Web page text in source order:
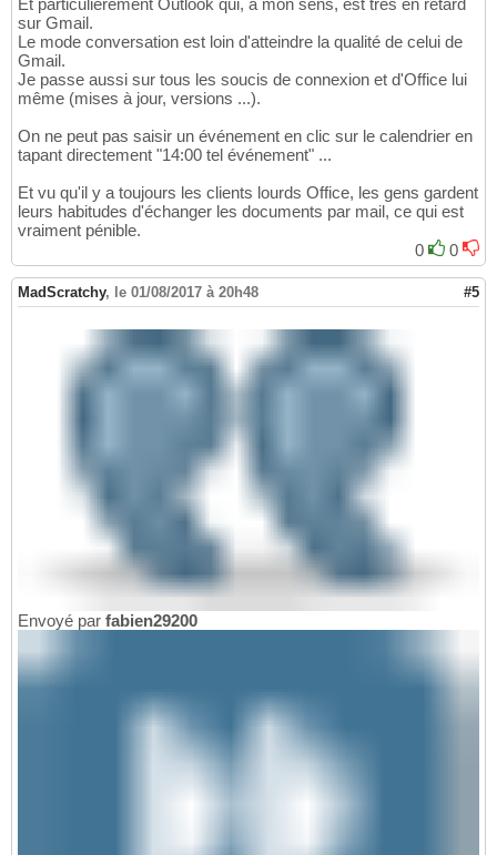
Et particulièrement Outlook qui, à mon sens, est très en retard
sur Gmail.
Le mode conversation est loin d'atteindre la qualité de celui de
Gmail.
Je passe aussi sur tous les soucis de connexion et d'Office lui
même (mises à jour, versions ...).
On ne peut pas saisir un événement en clic sur le calendrier en
tapant directement "14:00 tel événement" ...
Et vu qu'il y a toujours les clients lourds Office, les gens gardent
leurs habitudes d'échanger les documents par mail, ce qui est
vraiment pénible.
0
0
MadScratchy, le 01/08/2017 à 20h48 #5
Envoyé par fabien29200